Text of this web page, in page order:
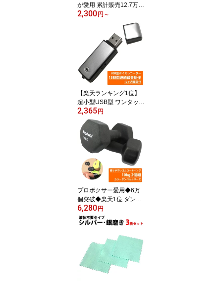
が愛用 累計販売12.7万個
楽天1位 シューズフィッ
ター 2個 セット ダボ8個
付 女性用 男性用 30日間
保証 メンズ レディース
男性 女性 痛い きつい カ
ジュアル 木製 シューズ
ストレッチャー シューツ
リー シューキーパー 幅
靴伸ばし つま先 革靴 靴
2,300円 ～
【楽天ランキング1位】
超小型USB型 ワンタッチ
ボイスレコーダー シルバ
ーモデル 4GB/8GB Win1
0/8.1/8 対応 正規品/12ヶ
月保証 小型 ICレコーダ
ー 録音機 簡単 長時間 高
音質 オーディオ パワハ
ラ セクハラ 防止 USB 充
電
2,365円
プロボクサー愛用◆6万
個突破◆楽天1位 ダンベ
ル 10kg ブラック 2個セ
ット 正規品/12ヶ月保証
筋トレ フィットネス ダ
イエット 筋力トレーニン
グ 鉄アレイ ケトルベル 1
kg 2kg 3kg 4kg 5kg 8kg
10kg あす楽対応
6,280円